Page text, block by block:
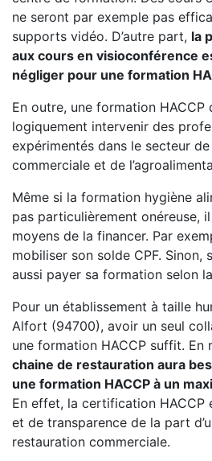
ne seront par exemple pas
supports vidéo. D’autre part, la
aux cours en visioconférence
négliger pour une formation
En outre, une formation HACCP
logiquement intervenir des
expérimentés dans le secteur
commerciale et de
Même si la formation hygiène
pas particulièrement onéreuse,
moyens de la financer. Par
mobiliser son solde CPF. Sinon,
aussi payer sa formation selon
Pour un établissement à taille
Alfort (94700), avoir un seul
une formation HACCP suffit. En
chaine de restauration aura
une formation HACCP à un
En effet, la certification HACCP
et de transparence de la part
restauration commerciale.